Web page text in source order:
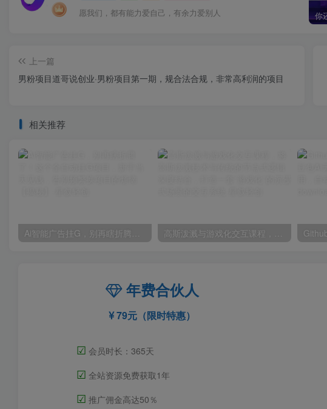
愿我们，都有能力爱自己，有余力爱别人
上一篇
男粉项目道哥说创业·男粉项目第一期，规合法合规，非常高利润的项目
相关推荐
Ai智能广告挂G，别再瞎折腾了！这个全自动挂G项目，新手当天见钱，告别频繁换项目的烦恼【揭秘】 高斯泼溅与游戏化交互课程，将高斯泼溅技术与传统的节点式逻辑深度结合，打造一套“游戏化”的沉浸式场景的交互系统
年费合伙人
79元（限时特惠）
☑ 会员时长：365天
☑ 全站资源免费获取1年
☑ 推广佣金高达50％